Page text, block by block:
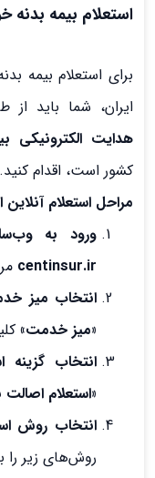
استعلام بیمه بدنه
برای استعلام بیمه
ایران، شما باید
هدایت الکترونیکی
کشور است، اقدام کنید.
مراحل استعلام آنلاین
ورود به
centinsur.ir
انتخاب میز
«میز خدمت»
انتخاب گزینه
«استعلام اصالت
انتخاب روش
روش‌های زیر را